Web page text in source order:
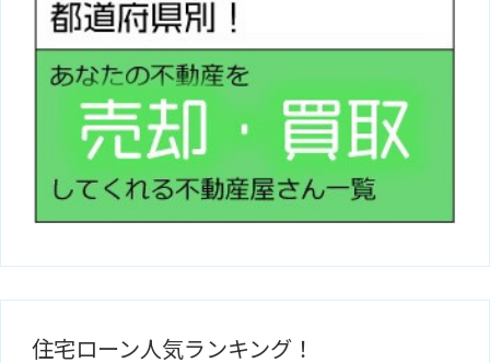
住宅ローン人気ランキング！